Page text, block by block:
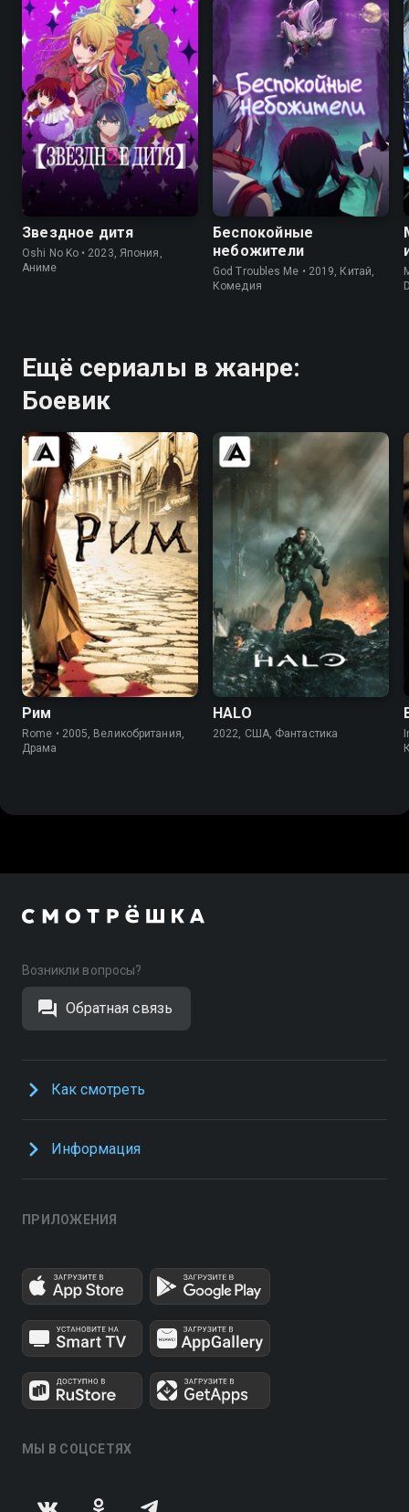
8.5
Звездное дитя
Oshi No Ko • 2023, Япония,
Аниме
8.0 7.0
Беспокойные
небожители
God Troubles Me • 2019, Китай,
Комедия
Ещё сериалы в жанре:
Боевик
8.4 8.7
Рим
Rome • 2005, Великобритания,
Драма
7.7 7.3
HALO
2022, США, Фантастика
Возникли вопросы?
Обратная связь
Как смотреть
Информация
ПРИЛОЖЕНИЯ
МЫ В СОЦСЕТЯХ